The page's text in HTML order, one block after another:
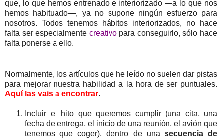
que, lo que hemos entrenado e interiorizado —a lo que nos
hemos habituado—, ya no supone ningún esfuerzo para
nosotros. Todos tenemos hábitos interiorizados, no hace
falta ser especialmente creativopara conseguirlo, sólo hace
falta ponerse a ello.
Normalmente, los artículos que he leído no suelen dar pistas
para mejorar nuestra habilidad a la hora de ser puntuales.
Aquí las vais a encontrar.
Incluir el hito que queremos cumplir (una cita, una
fecha de entrega, el inicio de una reunión, el avión que
tenemos que coger), dentro de una secuencia de